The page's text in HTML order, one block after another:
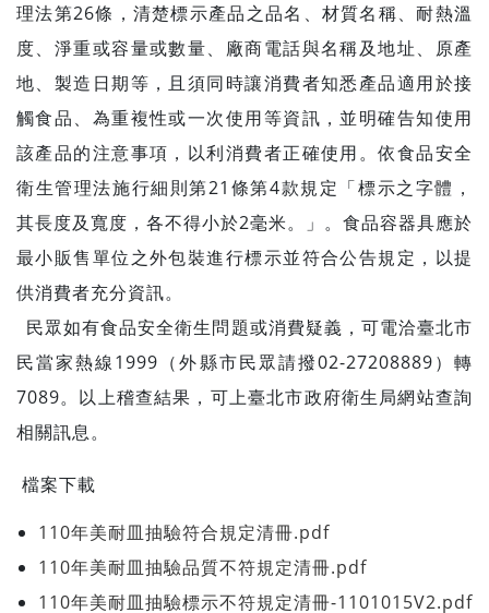
理法第26條，清楚標示產品之品名、材質名稱、耐熱溫
度、淨重或容量或數量、廠商電話與名稱及地址、原產
地、製造日期等，且須同時讓消費者知悉產品適用於接
觸食品、為重複性或一次使用等資訊，並明確告知使用
該產品的注意事項，以利消費者正確使用。依食品安全
衛生管理法施行細則第21條第4款規定「標示之字體，
其長度及寬度，各不得小於2毫米。」。食品容器具應於
最小販售單位之外包裝進行標示並符合公告規定，以提
供消費者充分資訊。
民眾如有食品安全衛生問題或消費疑義，可電洽臺北市
民當家熱線1999（外縣市民眾請撥02-27208889）轉
7089。以上稽查結果，可上臺北市政府衛生局網站查詢
相關訊息。
檔案下載
110年美耐皿抽驗符合規定清冊.pdf
110年美耐皿抽驗品質不符規定清冊.pdf
110年美耐皿抽驗標示不符規定清冊-1101015V2.pdf